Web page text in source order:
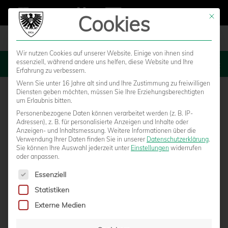
MENU
KLASSE GEMEINSCHAFT: GYMNASIUM
Mit
Cookies
Wir nutzen Cookies auf unserer Website. Einige von ihnen sind
essenziell, während andere uns helfen, diese Website und Ihre
Erfahrung zu verbessern.
Wenn Sie unter 16 Jahre alt sind und Ihre Zustimmung zu freiwilligen
Diensten geben möchten, müssen Sie Ihre Erziehungsberechtigten
um Erlaubnis bitten.
Personenbezogene Daten können verarbeitet werden (z. B. IP-
Adressen), z. B. für personalisierte Anzeigen und Inhalte oder
Anzeigen- und Inhaltsmessung. Weitere Informationen über die
Verwendung Ihrer Daten finden Sie in unserer Datenschutzerklärung.
Sie können Ihre Auswahl jederzeit unter Einstellungen widerrufen
oder anpassen.
Es folgt eine Liste der Service-Gruppen, für die eine
Essenziell
Statistiken
Externe Medien